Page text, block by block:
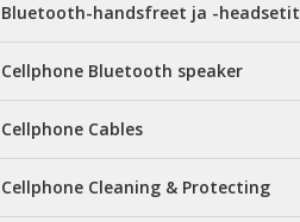
Bluetooth-handsfreet ja -headsetit
Cellphone Bluetooth speaker
Cellphone Cables
Cellphone Cleaning & Protecting